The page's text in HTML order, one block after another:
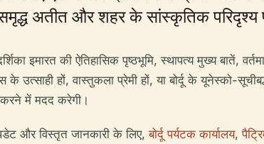
समृद्ध अतीत और शहर के सांस्कृतिक
इमारत की ऐतिहासिक पृष्ठभूमि, स्थापत्य मुख्य
के उत्साही हों, वास्तुकला प्रेमी हों, या बोर्दू के यूनेस्को-
में मदद करेगी।
और विस्तृत जानकारी के लिए,बोर्दू पर्यटक कार्यालय,